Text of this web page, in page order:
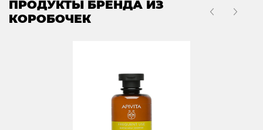
ПРОДУКТЫ БРЕНДА ИЗ
КОРОБОЧЕК